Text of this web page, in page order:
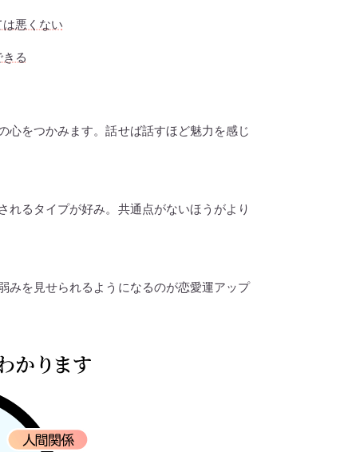
悪くない
る
心をつかみます。話せば話すほど魅力を感じ
れるタイプが好み。共通点がないほうがより
みを見せられるようになるのが恋愛運アップ